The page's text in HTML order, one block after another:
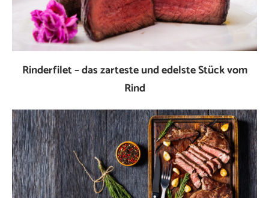
Rinderfilet – das zarteste und edelste Stück vom
Rind